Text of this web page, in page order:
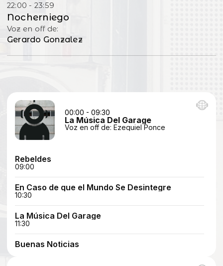
22:00 - 23:59
Nocherniego
Voz en off de:
Gerardo Gonzalez